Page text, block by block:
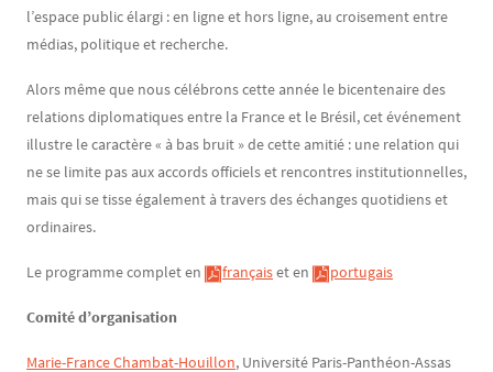
l’espace public élargi : en ligne et hors ligne, au croisement entre
médias, politique et recherche.
Alors même que nous célébrons cette année le bicentenaire des
relations diplomatiques entre la France et le Brésil, cet événement
illustre le caractère « à bas bruit » de cette amitié : une relation qui
ne se limite pas aux accords officiels et rencontres institutionnelles,
mais qui se tisse également à travers des échanges quotidiens et
ordinaires.
Le programme complet en françaiset en portugais
Comité d’organisation
Marie-France Chambat-Houillon, Université Paris-Panthéon-Assas